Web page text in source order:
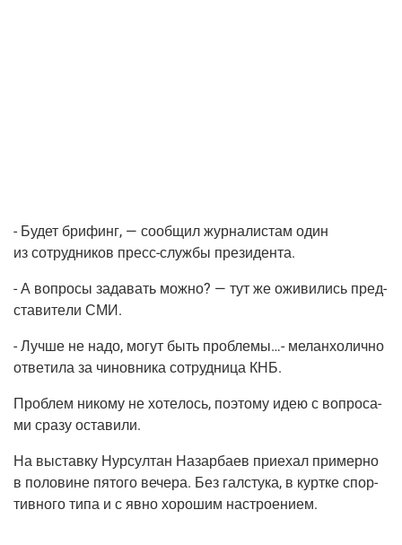
- Будет бри­финг, — сооб­щил жур­на­ли­стам один
из сотруд­ни­ков пресс-служ­бы президента.
- А вопро­сы зада­вать мож­но? — тут же ожи­ви­лись пред­
ста­ви­те­ли СМИ.
- Луч­ше не надо, могут быть про­бле­мы…- мелан­хо­лич­но
отве­ти­ла за чинов­ни­ка сотруд­ни­ца КНБ.
Про­блем нико­му не хоте­лось, поэто­му идею с вопро­са­
ми сра­зу оставили.
На выстав­ку Нур­сул­тан Назар­ба­ев при­е­хал при­мер­но
в поло­вине пято­го вече­ра. Без гал­сту­ка, в курт­ке спор­
тив­но­го типа и с явно хоро­шим настроением.